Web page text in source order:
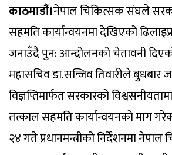
काठमाडौं।नेपाल चिकित्सक संघले
सहमति कार्यान्वयनमा देखिएको
जनाउँदै पुन: आन्दोलनको चेतावनी
महासचिव डा.सन्जिव तिवारीले बुधबार
विज्ञप्तिमार्फत सरकारको
तत्काल सहमति कार्यान्वयनको माग
२४ गते प्रधानमन्त्रीको निर्देशनमा